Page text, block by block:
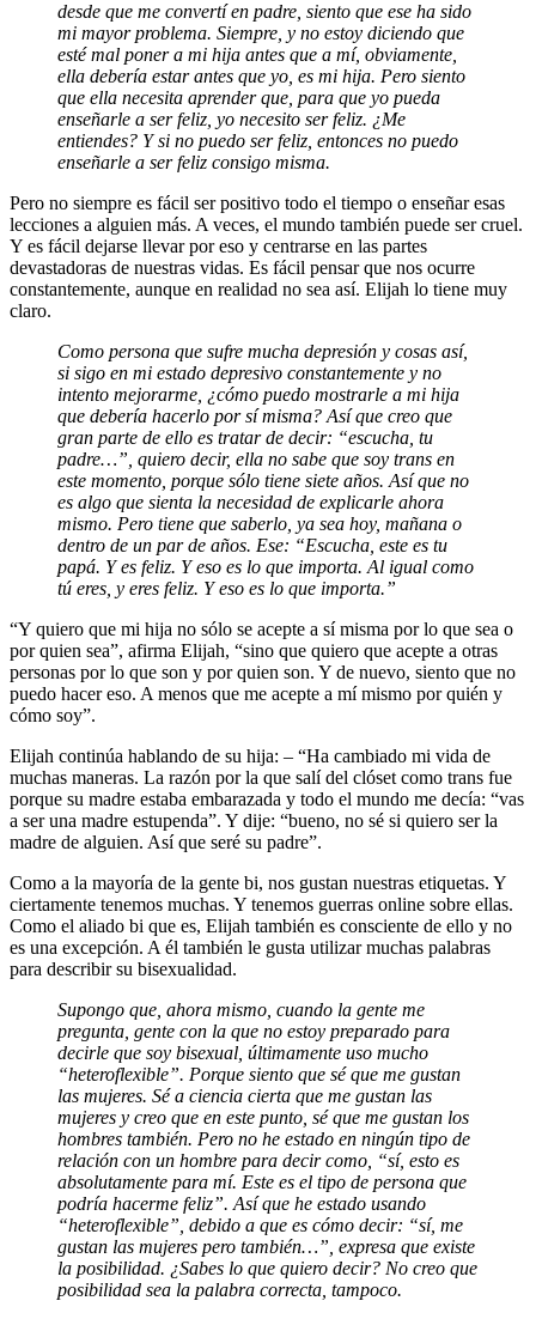
desde que me convertí en padre, siento que ese ha sido
mi mayor problema. Siempre, y no estoy diciendo que
esté mal poner a mi hija antes que a mí, obviamente,
ella debería estar antes que yo, es mi hija. Pero siento
que ella necesita aprender que, para que yo pueda
enseñarle a ser feliz, yo necesito ser feliz. ¿Me
entiendes? Y si no puedo ser feliz, entonces no puedo
enseñarle a ser feliz consigo misma.
Pero no siempre es fácil ser positivo todo el tiempo o enseñar esas
lecciones a alguien más. A veces, el mundo también puede ser cruel.
Y es fácil dejarse llevar por eso y centrarse en las partes
devastadoras de nuestras vidas. Es fácil pensar que nos ocurre
constantemente, aunque en realidad no sea así. Elijah lo tiene muy
claro.
Como persona que sufre mucha depresión y cosas así,
si sigo en mi estado depresivo constantemente y no
intento mejorarme, ¿cómo puedo mostrarle a mi hija
que debería hacerlo por sí misma? Así que creo que
gran parte de ello es tratar de decir: “escucha, tu
padre…”, quiero decir, ella no sabe que soy trans en
este momento, porque sólo tiene siete años. Así que no
es algo que sienta la necesidad de explicarle ahora
mismo. Pero tiene que saberlo, ya sea hoy, mañana o
dentro de un par de años. Ese: “Escucha, este es tu
papá. Y es feliz. Y eso es lo que importa. Al igual como
tú eres, y eres feliz. Y eso es lo que importa.”
“Y quiero que mi hija no sólo se acepte a sí misma por lo que sea o
por quien sea”, afirma Elijah, “sino que quiero que acepte a otras
personas por lo que son y por quien son. Y de nuevo, siento que no
puedo hacer eso. A menos que me acepte a mí mismo por quién y
cómo soy”.
Elijah continúa hablando de su hija: – “Ha cambiado mi vida de
muchas maneras. La razón por la que salí del clóset como trans fue
porque su madre estaba embarazada y todo el mundo me decía: “vas
a ser una madre estupenda”. Y dije: “bueno, no sé si quiero ser la
madre de alguien. Así que seré su padre”.
Como a la mayoría de la gente bi, nos gustan nuestras etiquetas. Y
ciertamente tenemos muchas. Y tenemos guerras online sobre ellas.
Como el aliado bi que es, Elijah también es consciente de ello y no
es una excepción. A él también le gusta utilizar muchas palabras
para describir su bisexualidad.
Supongo que, ahora mismo, cuando la gente me
pregunta, gente con la que no estoy preparado para
decirle que soy bisexual, últimamente uso mucho
“heteroflexible”. Porque siento que sé que me gustan
las mujeres. Sé a ciencia cierta que me gustan las
mujeres y creo que en este punto, sé que me gustan los
hombres también. Pero no he estado en ningún tipo de
relación con un hombre para decir como, “sí, esto es
absolutamente para mí. Este es el tipo de persona que
podría hacerme feliz”. Así que he estado usando
“heteroflexible”, debido a que es cómo decir: “sí, me
gustan las mujeres pero también…”, expresa que existe
la posibilidad. ¿Sabes lo que quiero decir? No creo que
posibilidad sea la palabra correcta, tampoco.